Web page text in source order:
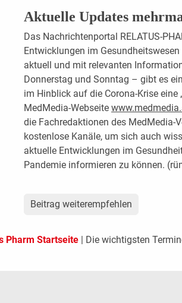
Aktuelle Updates
Das Nachrichtenportal RELATUS-
Entwicklungen im
aktuell und mit relevanten
Donnerstag und Sonntag – gibt es
im Hinblick auf die Corona-Krise eine
MedMedia-Webseite
die Fachredaktionen des MedMedia-
kostenlose Kanäle, um sich auch
aktuelle Entwicklungen im
Pandemie informieren zu können.
Beitrag weiterempfehlen
Pharm Startseite | Die wichtigsten